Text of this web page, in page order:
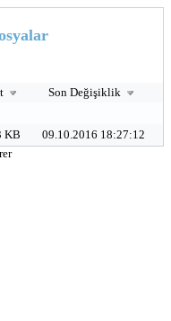
Son Değişiklik
KB
09.10.2016 18:27:12